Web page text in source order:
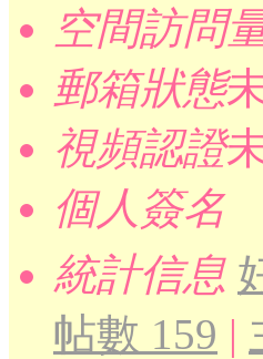
空間訪問
郵箱狀態
視頻認證
個人簽名
統計信息
帖數 159 |